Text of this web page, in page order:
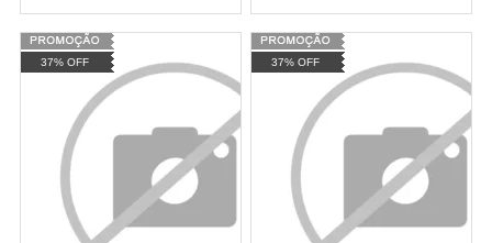
Varejo:
Atacado: R$ 2.550,90 (Apenas
Revendedor)
10 x
Cat:
COMPRAR
Varejo:
Atacado: R$ 2.550,90 (Apenas
Revendedor)
10
Cat:
COMPRAR
37% OFF 37% OFF